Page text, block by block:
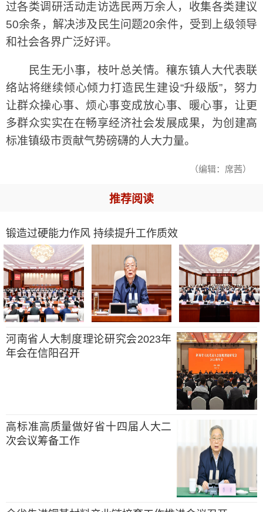
过各类调研活动走访选民两万余人，收集各类建议
50余条，解决涉及民生问题20余件，受到上级领导
和社会各界广泛好评。
民生无小事，枝叶总关情。穰东镇人大代表联
络站将继续倾心倾力打造民生建设“升级版”，努力
让群众操心事、烦心事变成放心事、暖心事，让更
多群众实实在在畅享经济社会发展成果，为创建高
标准镇级市贡献气势磅礴的人大力量。
（编辑：席茜）
推荐阅读
锻造过硬能力作风 持续提升工作质效
河南省人大制度理论研究会2023年
年会在信阳召开
高标准高质量做好省十四届人大二
次会议筹备工作